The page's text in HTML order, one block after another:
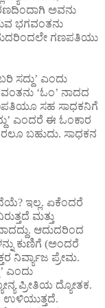
ಅವನು
ಭಗವಂತನು
ಗಣಪತಿಯು
ಸದ್ದು’ ಎಂದು
‘ಓಂ’ ನಾದದ
ಸಹ ಸಾಧಕನಿಗೆ
ಎಂದರೆ ಈ ಓಂಕಾರ
ಬಹುದು. ಸಾಧಕನ
ಇಲ್ಲ. ಏಕೆಂದರೆ
ಮತ್ತು
ಆದುದರಿಂದ
ಕುಣಿಗೆ (ಅಂದರೆ
ನಿರ್ವ್ಯಾಜ ಪ್ರೇಮ.
ಎಂದು
ಪ್ರೀತಿಯ ದ್ಯೋತಕ.
ಉಳಿಯುತ್ತದೆ.